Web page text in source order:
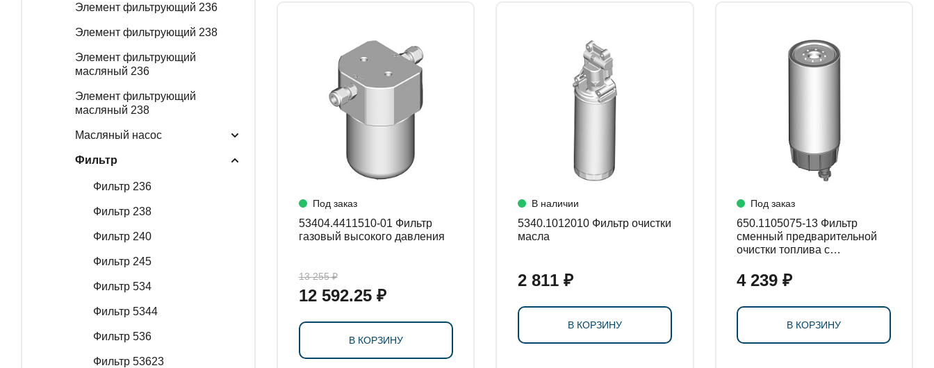
Элемент фильтрующий 236
Элемент фильтрующий 238
Элемент фильтрующий
масляный 236
Элемент фильтрующий
масляный 238
Масляный насос
Фильтр
Фильтр 236
Фильтр 238
Фильтр 240
Фильтр 245
Фильтр 534
Фильтр 5344
Фильтр 536
Фильтр 53623
Под заказ
53404.4411510-01 Фильтр
газовый высокого давления
13 255 ₽
12 592.25 ₽
В КОРЗИНУ
В наличии
5340.1012010 Фильтр очистки
масла
2 811 ₽
В КОРЗИНУ
Под заказ
650.1105075-13 Фильтр
сменный предварительной
очистки топлива с
4 239 ₽
В КОРЗИНУ